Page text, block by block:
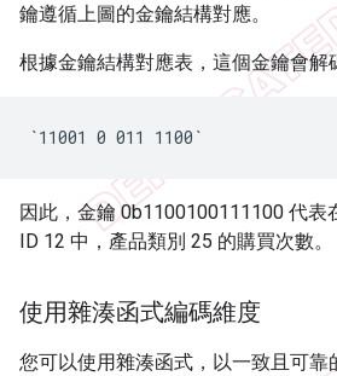
鑰遵循上圖的金鑰結構對應。
根據金鑰結構對應表，這個金鑰會解
因此，金鑰 0b1100100111100 代表
ID 12 中，產品類別 25 的購買次數。
使用雜湊函式編碼維度
您可以使用雜湊函式，以一致且可靠